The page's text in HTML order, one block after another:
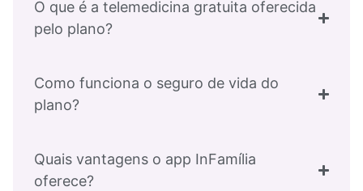
O que é a telemedicina gratuita oferecida
pelo plano?
Como funciona o seguro de vida do
plano?
Quais vantagens o app InFamília
oferece?